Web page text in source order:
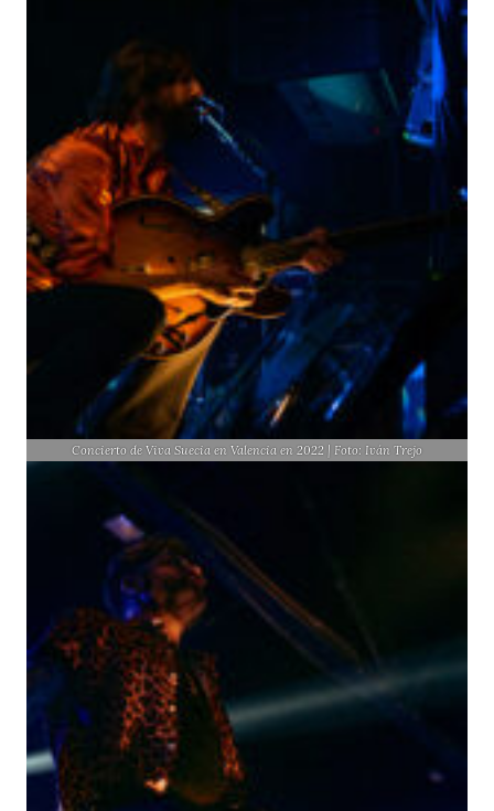
Concierto de Viva Suecia en Valencia en 2022 | Foto: Iván Trejo